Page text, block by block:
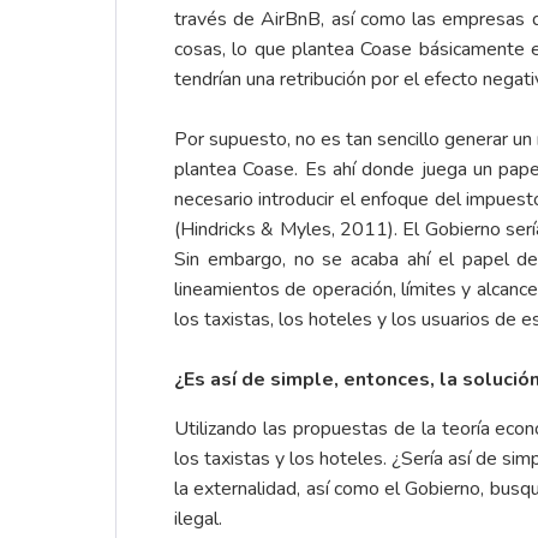
través de AirBnB, así como las
cosas, lo que plantea Coase
tendrían una retribución por el efecto
Por supuesto, no es tan sencillo generar
plantea Coase. Es ahí donde juega un
necesario introducir el enfoque del
(Hindricks & Myles, 2011). El Gobierno
Sin embargo, no se acaba ahí el papel
lineamientos de operación, límites y
los taxistas, los hoteles y los usuarios de
¿Es así de simple, entonces, la
Utilizando las propuestas de la teoría
los taxistas y los hoteles. ¿Sería así de
la externalidad, así como el Gobierno,
ilegal.